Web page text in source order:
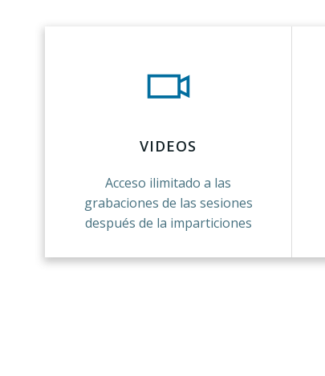
VIDEOS
Acceso ilimitado a las
grabaciones de las sesiones
después de la imparticiones